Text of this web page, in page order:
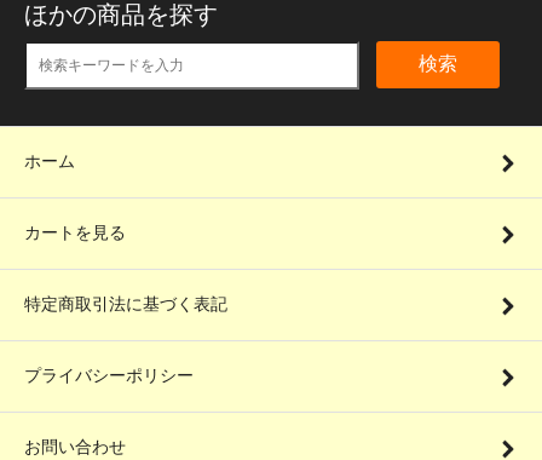
ほかの商品を探す
検索
ホーム
カートを見る
特定商取引法に基づく表記
プライバシーポリシー
お問い合わせ